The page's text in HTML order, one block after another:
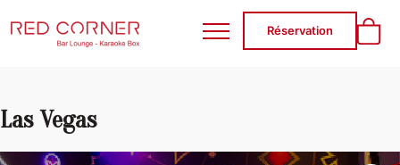
RED CORNER
Réservation
Las Vegas